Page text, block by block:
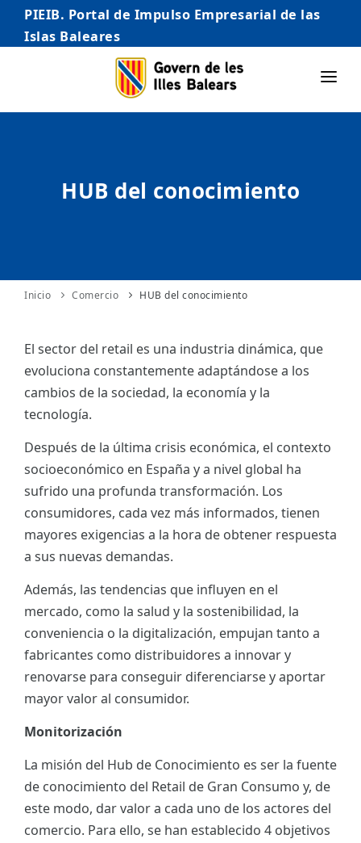
PIEIB. Portal de Impulso Empresarial de las
Islas Baleares
INICIO
AUTÓNOMO/AUTÓNOMA
INTERNACIONALIZACIÓN
ES
HUB del conocimiento
Inicio Comercio HUB del conocimiento
El sector del retail es una industria dinámica, que
evoluciona constantemente adaptándose a los
cambios de la sociedad, la economía y la
tecnología.
Después de la última crisis económica, el contexto
socioeconómico en España y a nivel global ha
sufrido una profunda transformación. Los
consumidores, cada vez más informados, tienen
mayores exigencias a la hora de obtener respuesta
a sus nuevas demandas.
Además, las tendencias que influyen en el
mercado, como la salud y la sostenibilidad, la
conveniencia o la digitalización, empujan tanto a
fabricantes como distribuidores a innovar y
renovarse para conseguir diferenciarse y aportar
mayor valor al consumidor.
Monitorización
La misión del Hub de Conocimiento es ser la fuente
de conocimiento del Retail de Gran Consumo y, de
este modo, dar valor a cada uno de los actores del
comercio. Para ello, se han establecido 4 objetivos